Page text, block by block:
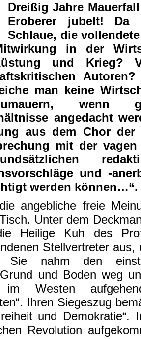
Dreißig Jahre
Eroberer jubelt! Da
Schlaue, die
in der
und Krieg?
man keine
wenn
angedacht
aus dem Chor der
mit der
und -
werden können…“.
angebliche freie
Unter dem
Heilige Kuh des
Stellvertreter
Sie nahm den
und Boden weg
im Westen
Ihren Siegeszug
und
Revolution